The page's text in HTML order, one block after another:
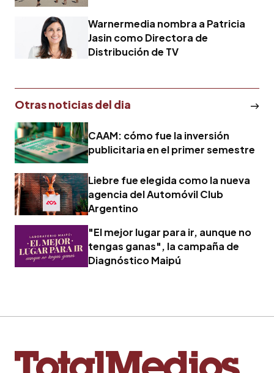
Warnermedia nombra a Patricia
Jasin como Directora de
Distribución de TV
Otras noticias del dia
CAAM: cómo fue la inversión
publicitaria en el primer semestre
Liebre fue elegida como la nueva
agencia del Automóvil Club
Argentino
"El mejor lugar para ir, aunque no
tengas ganas", la campaña de
Diagnóstico Maipú